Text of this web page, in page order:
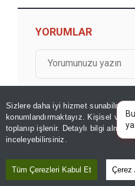
Sizlere daha iyi hizmet sunabilmek
konumlandırmaktayız. Kişisel
toplanıp işlenir. Detaylı bilgi almak
inceleyebilirsiniz.
Tüm Çerezleri Kabul Et Çerez
YORUMLAR